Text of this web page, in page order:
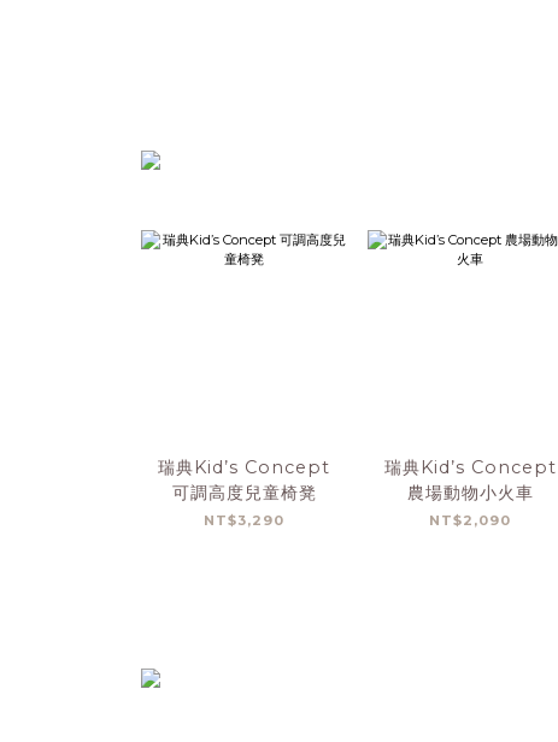
瑞典Kid’s Concept
可調高度兒童椅凳
NT$3,290
瑞典Kid’s Concept
農場動物小火車
NT$2,090